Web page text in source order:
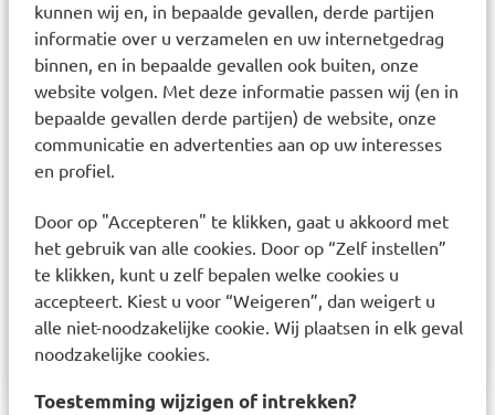
kunnen wij en, in bepaalde gevallen, derde partijen
informatie over u verzamelen en uw internetgedrag
binnen, en in bepaalde gevallen ook buiten, onze
website volgen. Met deze informatie passen wij (en in
bepaalde gevallen derde partijen) de website, onze
communicatie en advertenties aan op uw interesses
en profiel.
Door op "Accepteren" te klikken, gaat u akkoord met
het gebruik van alle cookies. Door op “Zelf instellen”
te klikken, kunt u zelf bepalen welke cookies u
accepteert. Kiest u voor “Weigeren”, dan weigert u
alle niet-noodzakelijke cookie. Wij plaatsen in elk geval
noodzakelijke cookies.
Toestemming wijzigen of intrekken?
non-woven tissue geverfd met pigmenten op
waterbasis, gedroogd door middel van warmte of
UV-uitharding + “hot melt pressure sensitive”
kleefstof). Occlusiekussen van
trilaminaatmateriaal (viscose, polypropyleen,
polyamide). Zelfklevende beschermlaag
(monosiliciumpapier). Op deze artikelen is een
“reliëfeffect” aangebracht door gebruik te maken
van acrylharsen die bij verhitting opzwellen.
Contactinformatie leverancier:
info@ortopad.nl